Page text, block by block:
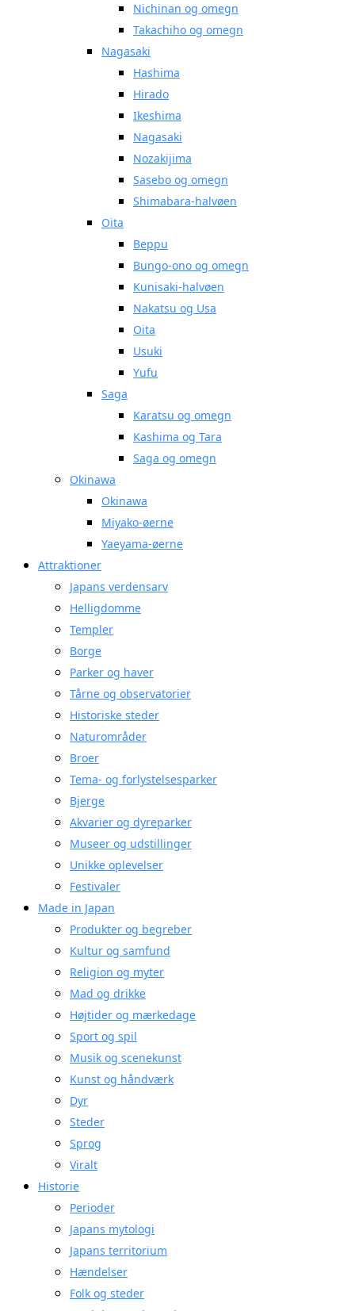
Nichinan og omegn
Takachiho og omegn
Nagasaki
Hashima
Hirado
Ikeshima
Nagasaki
Nozakijima
Sasebo og omegn
Shimabara-halvøen
Oita
Beppu
Bungo-ono og omegn
Kunisaki-halvøen
Nakatsu og Usa
Oita
Usuki
Yufu
Saga
Karatsu og omegn
Kashima og Tara
Saga og omegn
Okinawa
Okinawa
Miyako-øerne
Yaeyama-øerne
Attraktioner
Japans verdensarv
Helligdomme
Templer
Borge
Parker og haver
Tårne og observatorier
Historiske steder
Naturområder
Broer
Tema- og forlystelsesparker
Bjerge
Akvarier og dyreparker
Museer og udstillinger
Unikke oplevelser
Festivaler
Made in Japan
Produkter og begreber
Kultur og samfund
Religion og myter
Mad og drikke
Højtider og mærkedage
Sport og spil
Musik og scenekunst
Kunst og håndværk
Dyr
Steder
Sprog
Viralt
Historie
Perioder
Japans mytologi
Japans territorium
Hændelser
Folk og steder